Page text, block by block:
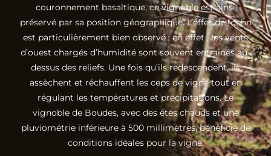
couronnement basaltique, ce vignoble est ainsi
préservé par sa position géographique. L’effet de foehn
est particulièrement bien observé ; en effet , les vents
d’ouest chargés d’humidité sont souvent entrainés au-
dessus des reliefs. Une fois qu’ils redescendent, ils
assèchent et réchauffent les ceps de vigne tout en
régulant les températures et précipitations. Le
vignoble de Boudes, avec des étés chauds et une
pluviométrie inférieure à 500 millimètres, bénéficie de
conditions idéales pour la vigne.